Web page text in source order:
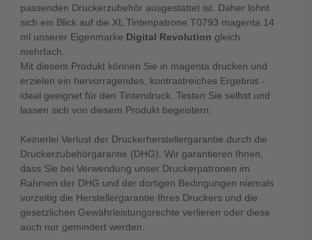
passenden Druckerzubehör ausgestattet ist. Daher lohnt
sich ein Blick auf die XL Tintenpatrone T0793 magenta 14
ml unserer Eigenmarke Digital Revolution gleich
mehrfach.
Mit diesem Produkt können Sie in magenta drucken und
erzielen ein hervorragendes, kontrastreiches Ergebnis -
ideal geeignet für den Tintendruck. Testen Sie selbst und
lassen sich von diesem Produkt begeistern.
Keinerlei Verlust der Druckerherstellergarantie durch die
Druckerzubehörgarantie (DHG). Wir garantieren Ihnen,
dass Sie bei Verwendung unser Druckerpatronen im
Rahmen der DHG und der dortigen Bedingungen niemals
vorzeitig die Herstellergarantie Ihres Druckers und die
gesetzlichen Gewährleistungsrechte verlieren oder diese
auch nur gemindert werden.